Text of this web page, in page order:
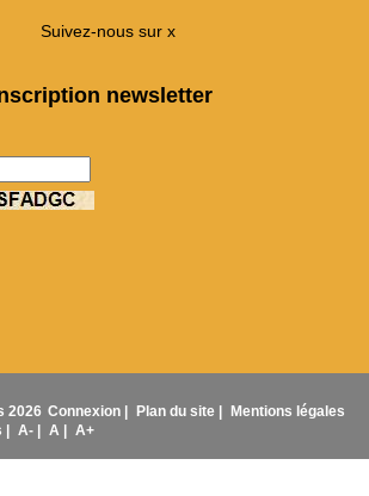
Suivez-nous sur x
newsletter
2026 Connexion | Plan du site |
Mentions légales
A- | A | A+